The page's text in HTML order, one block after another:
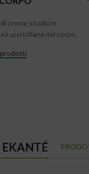
di creme studiate
quotidiana del corpo.
prodotti